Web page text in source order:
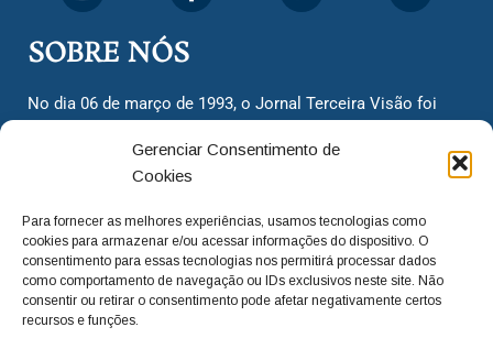
Gerenciar Consentimento de
Cookies
Para fornecer as melhores experiências, usamos tecnologias como
cookies para armazenar e/ou acessar informações do dispositivo. O
consentimento para essas tecnologias nos permitirá processar dados
como comportamento de navegação ou IDs exclusivos neste site. Não
consentir ou retirar o consentimento pode afetar negativamente certos
recursos e funções.
SOBRE NÓS
No dia 06 de março de 1993, o Jornal Terceira Visão foi
cidadãos valinhenses, já que naquela época só existiam
dois jornais. Há mais de 30 anos, o jornal continua
com o foco de trazer as melhores notícias. Nunca
deixamos de lado as necessidades do cidadão, sempre
questionando os órgãos públicos em busca de melhorias
para a cidade e sempre cobrando resoluções para casos